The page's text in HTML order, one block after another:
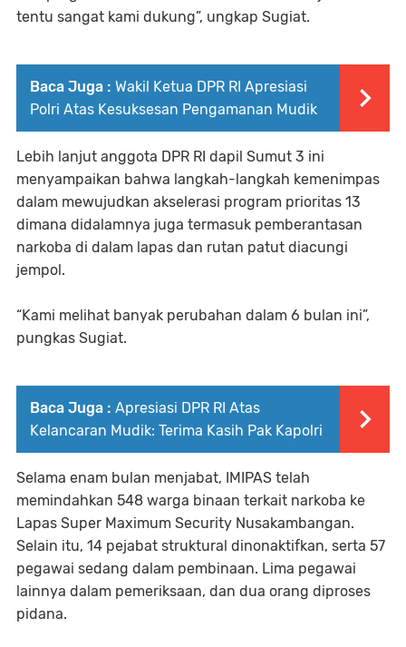
tentu sangat kami dukung”, ungkap Sugiat.
Baca Juga : Wakil Ketua DPR RI Apresiasi
Polri Atas Kesuksesan Pengamanan Mudik
Lebih lanjut anggota DPR RI dapil Sumut 3 ini
menyampaikan bahwa langkah-langkah kemenimpas
dalam mewujudkan akselerasi program prioritas 13
dimana didalamnya juga termasuk pemberantasan
narkoba di dalam lapas dan rutan patut diacungi
jempol.
“Kami melihat banyak perubahan dalam 6 bulan ini”,
pungkas Sugiat.
Baca Juga : Apresiasi DPR RI Atas
Kelancaran Mudik: Terima Kasih Pak Kapolri
Selama enam bulan menjabat, IMIPAS telah
memindahkan 548 warga binaan terkait narkoba ke
Lapas Super Maximum Security Nusakambangan.
Selain itu, 14 pejabat struktural dinonaktifkan, serta 57
pegawai sedang dalam pembinaan. Lima pegawai
lainnya dalam pemeriksaan, dan dua orang diproses
pidana.